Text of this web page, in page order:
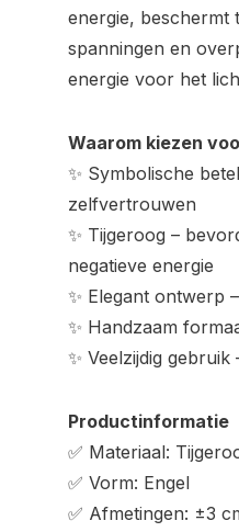
energie, beschermt
spanningen en
energie voor het
Waarom kiezen
✨ Symbolische
zelfvertrouwen
✨ Tijgeroog –
negatieve energie
✨ Elegant ontwerp
✨ Handzaam
✨ Veelzijdig
Productinformatie
✅ Materiaal:
✅ Vorm: Engel
✅ Afmetingen: ±3